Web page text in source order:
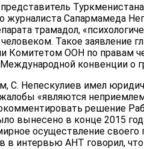
журналиста Сапармамеда
трамадол,
Такое заявление
Комитетом ООН по правам
конвенции о
С. Непескулиев имел
«являются
решение
вынесено в конце 2015
осуществление
в интервью АНТ говорил,